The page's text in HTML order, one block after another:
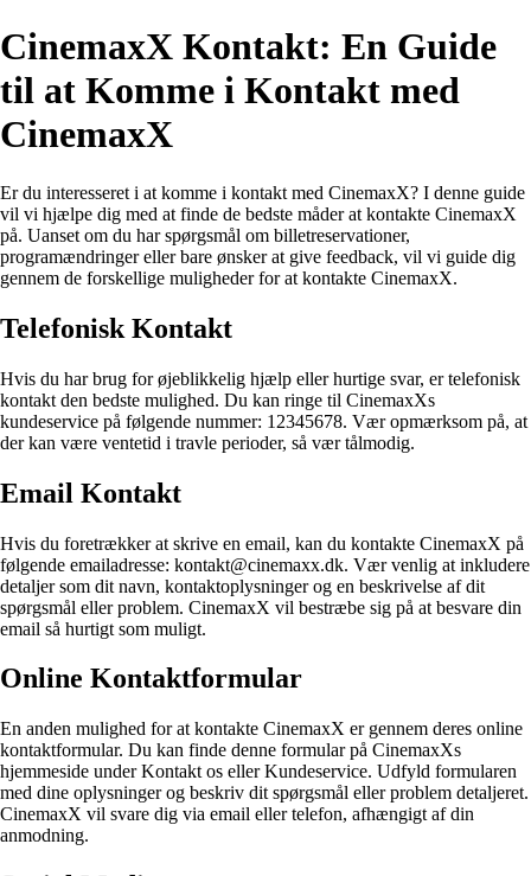
CinemaxX Kontakt: En Guide
til at Komme i Kontakt med
CinemaxX
Er du interesseret i at komme i kontakt med CinemaxX? I denne guide
vil vi hjælpe dig med at finde de bedste måder at kontakte CinemaxX
på. Uanset om du har spørgsmål om billetreservationer,
programændringer eller bare ønsker at give feedback, vil vi guide dig
gennem de forskellige muligheder for at kontakte CinemaxX.
Telefonisk Kontakt
Hvis du har brug for øjeblikkelig hjælp eller hurtige svar, er telefonisk
kontakt den bedste mulighed. Du kan ringe til CinemaxXs
kundeservice på følgende nummer: 12345678. Vær opmærksom på, at
der kan være ventetid i travle perioder, så vær tålmodig.
Email Kontakt
Hvis du foretrækker at skrive en email, kan du kontakte CinemaxX på
følgende emailadresse: kontakt@cinemaxx.dk. Vær venlig at inkludere
detaljer som dit navn, kontaktoplysninger og en beskrivelse af dit
spørgsmål eller problem. CinemaxX vil bestræbe sig på at besvare din
email så hurtigt som muligt.
Online Kontaktformular
En anden mulighed for at kontakte CinemaxX er gennem deres online
kontaktformular. Du kan finde denne formular på CinemaxXs
hjemmeside under Kontakt os eller Kundeservice. Udfyld formularen
med dine oplysninger og beskriv dit spørgsmål eller problem detaljeret.
CinemaxX vil svare dig via email eller telefon, afhængigt af din
anmodning.